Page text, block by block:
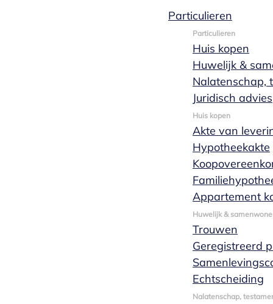
Particulieren
Particulieren
Huis kopen
Huwelijk &
Nalatenschap,
Juridisch advies
Huis kopen
Akte van
Hypotheekakte
Appartement
Huwelijk &
Trouwen
Geregistreerd
Echtscheiding
Nalatenschap,
verklaring
van erfrecht
Wanneer je als erfgenaam aanspraak maakt
op een erfenis of nalatenschap, zijn er een